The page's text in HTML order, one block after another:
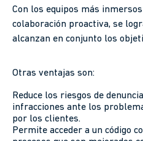
Con los equipos más
colaboración proactiva, se
alcanzan en conjunto los
Otras ventajas son:
Reduce los riesgos de
infracciones ante los
por los clientes.
Permite acceder a un código